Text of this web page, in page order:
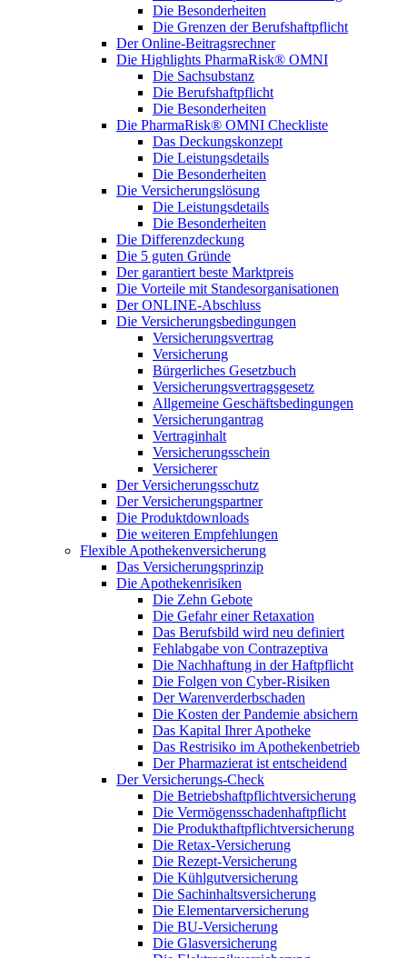
Die Besonderheiten
Die Grenzen der Berufshaftpflicht
Der Online-Beitragsrechner
Die Highlights PharmaRisk® OMNI
Die Sachsubstanz
Die Berufshaftpflicht
Die Besonderheiten
Die PharmaRisk® OMNI Checkliste
Das Deckungskonzept
Die Leistungsdetails
Die Besonderheiten
Die Versicherungslösung
Die Leistungsdetails
Die Besonderheiten
Die Differenzdeckung
Die 5 guten Gründe
Der garantiert beste Marktpreis
Die Vorteile mit Standesorganisationen
Der ONLINE-Abschluss
Die Versicherungsbedingungen
Versicherungsvertrag
Versicherung
Bürgerliches Gesetzbuch
Versicherungsvertragsgesetz
Allgemeine Geschäftsbedingungen
Versicherungantrag
Vertraginhalt
Versicherungsschein
Versicherer
Der Versicherungsschutz
Der Versicherungspartner
Die Produktdownloads
Die weiteren Empfehlungen
Flexible Apothekenversicherung
Das Versicherungsprinzip
Die Apothekenrisiken
Die Zehn Gebote
Die Gefahr einer Retaxation
Das Berufsbild wird neu definiert
Fehlabgabe von Contrazeptiva
Die Nachhaftung in der Haftpflicht
Die Folgen von Cyber-Risiken
Der Warenverderbschaden
Die Kosten der Pandemie absichern
Das Kapital Ihrer Apotheke
Das Restrisiko im Apothekenbetrieb
Der Pharmazierat ist entscheidend
Der Versicherungs-Check
Die Betriebshaftpflichtversicherung
Die Vermögensschadenhaftpflicht
Die Produkthaftpflichtversicherung
Die Retax-Versicherung
Die Rezept-Versicherung
Die Kühlgutversicherung
Die Sachinhaltsversicherung
Die Elementarversicherung
Die BU-Versicherung
Die Glasversicherung